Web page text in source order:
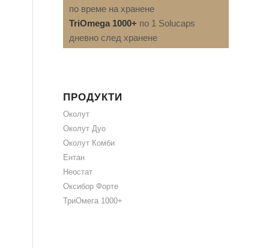
по време на хранене
TriOmega 1000+ по 1 Solucaps
дневно след хранене
ПРОДУКТИ
Околут
Околут Дуо
Околут Комби
Ентан
Неостат
Оксибор Форте
ТриОмега 1000+